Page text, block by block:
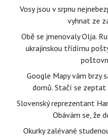
Vosy jsou v srpnu
vyhnat ze
Obě se jmenovaly Olja.
ukrajinskou třídírnu
Google Mapy vám brzy
domů. Stačí se
Slovenský reprezentant
Obávám se, že
Okurky zalévané